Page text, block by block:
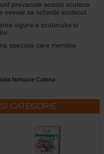
prevazute aceste scutece
nevoie sa schimbi scutecul.
sigura a scutecului si
speciala care mentine
farmacie Catena
CATEGORIE